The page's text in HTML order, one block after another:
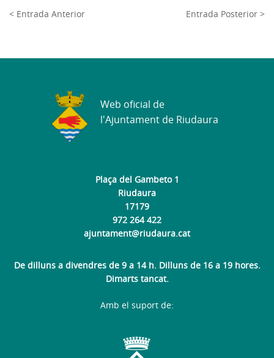
< Entrada Anterior Entrada Posterior >
Plaça del Gambeto 1
Riudaura
17179
972 264 422
ajuntament@riudaura.cat
De dilluns a divendres de 9 a 14 h. Dilluns de 16 a 19 hores.
Dimarts tancat.
Web oficial de
l'Ajuntament de Riudaura
Amb el suport de: